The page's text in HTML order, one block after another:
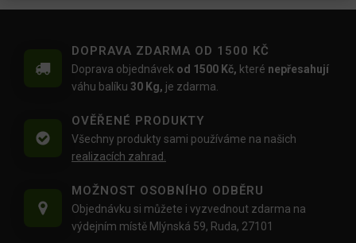
DOPRAVA ZDARMA OD 1500 KČ
Doprava objednávek od 1500 Kč, které nepřesahují
váhu balíku 30 Kg, je zdarma.
OVĚŘENÉ PRODUKTY
Všechny produkty sami používáme na našich
realizacích zahrad.
MOŽNOST OSOBNÍHO ODBĚRU
Objednávku si můžete i vyzvednout zdarma na
výdejním místě Mlýnská 59, Ruda, 27101